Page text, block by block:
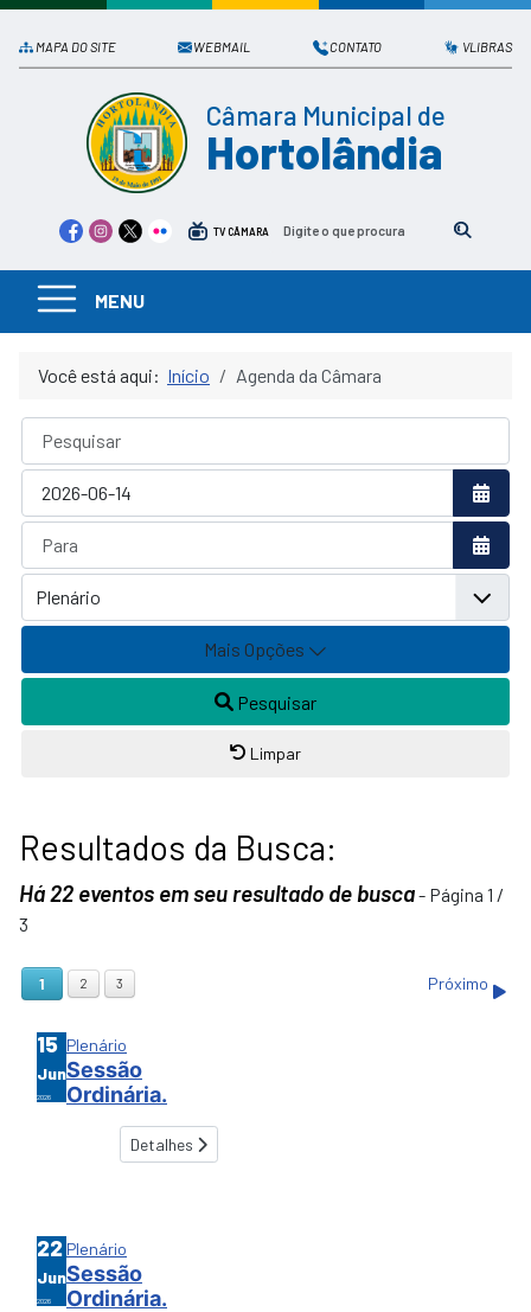
MAPA DO SITE WEBMAIL CONTATO VLIBRAS
Câmara Municipal de
Hortolândia
TV CÂMARA
MENU
Você está aqui: Início Agenda da Câmara
Abrir
Abrir
Mais Opções
Pesquisar
Limpar
Resultados da Busca:
Há 22 eventos em seu resultado de busca- Página 1 /
3
1 2 3 Próximo
15
Jun
2026
Plenário
Sessão
Ordinária.
Detalhes
22
Jun
2026
Plenário
Sessão
Ordinária.